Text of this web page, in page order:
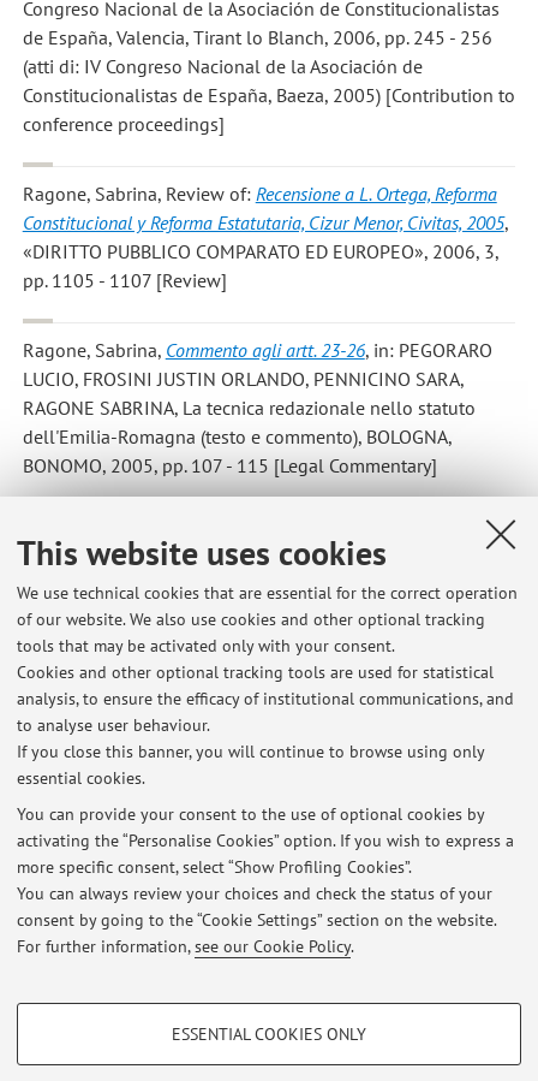
This website uses cookies
We use technical cookies that are essential for the correct operation
of our website. We also use cookies and other optional tracking
tools that may be activated only with your consent.
Cookies and other optional tracking tools are used for statistical
analysis, to ensure the efficacy of institutional communications, and
to analyse user behaviour.
If you close this banner, you will continue to browse using only
essential cookies.
You can provide your consent to the use of optional cookies by
activating the “Personalise Cookies” option. If you wish to express a
more specific consent, select “Show Profiling Cookies”.
You can always review your choices and check the status of your
consent by going to the “Cookie Settings” section on the website.
For further information,see our Cookie Policy.
PROFILING COOKIES - OPTIONAL
ESSENTIAL COOKIES ONLY
Congreso Nacional de la Asociación de Constitucionalistas
de España, Valencia, Tirant lo Blanch, 2006, pp. 245 - 256
(atti di: IV Congreso Nacional de la Asociación de
Constitucionalistas de España, Baeza, 2005) [Contribution to
conference proceedings]
Ragone, Sabrina, Review of: Recensione a L. Ortega, Reforma
Constitucional y Reforma Estatutaria, Cizur Menor, Civitas, 2005,
«DIRITTO PUBBLICO COMPARATO ED EUROPEO», 2006, 3,
pp. 1105 - 1107 [Review]
Ragone, Sabrina, Commento agli artt. 23-26, in: PEGORARO
LUCIO, FROSINI JUSTIN ORLANDO, PENNICINO SARA,
RAGONE SABRINA, La tecnica redazionale nello statuto
dell'Emilia-Romagna (testo e commento), BOLOGNA,
BONOMO, 2005, pp. 107 - 115 [Legal Commentary]
RAGONE SABRINA Commento agli artt. 57-73
, in: Pegoraro L.;
Frosini J.O., Pennicino S., Ragone S., La tecnica redazionale
nello statuto dell'Emilia-Romagna (testo e commento),
Bologna, BONOMO, 2005, pp. 155 - 177 [Legal Commentary]
13
Latest news
At the moment no news are available.
Restricted area